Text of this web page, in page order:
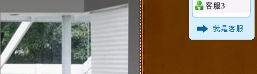
客服3